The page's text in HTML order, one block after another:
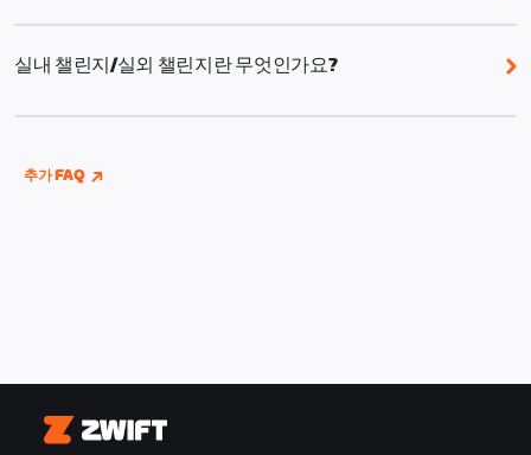
이번 여름는 로드, 그래블, 타임 트라이얼을 아우르는 18
니다.
실내 챌린지/실외 챌린지란 무엇인가요?
Zwift에 Wahoo, Garmin 또는 Hammerhead 계정을
반영됩니다.
추가 FAQ
Zwift